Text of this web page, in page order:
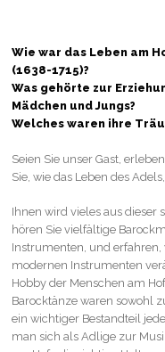
Wie war das Leben am
(1638-1715)?
Was gehörte zur
Mädchen und Jungs?
Welches waren ihre
Seien Sie unser Gast,
Sie, wie das Leben des
Ihnen wird vieles aus dieser
hören Sie vielfältige
Instrumenten, und erfahren,
modernen Instrumenten
Hobby der Menschen am
Barocktänze waren sowohl
ein wichtiger Bestandteil
man sich als Adlige zur